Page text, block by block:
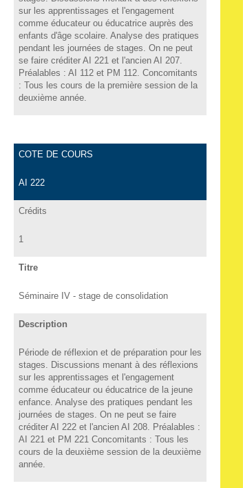
sur les apprentissages et l'engagement
comme éducateur ou éducatrice auprès des
enfants d'âge scolaire. Analyse des pratiques
pendant les journées de stages. On ne peut
se faire créditer AI 221 et l'ancien AI 207.
Préalables : AI 112 et PM 112. Concomitants
: Tous les cours de la première session de la
deuxième année.
COTE DE COURS
AI 222
Crédits
1
Titre
Séminaire IV - stage de consolidation
Description
Période de réflexion et de préparation pour les
stages. Discussions menant à des réflexions
sur les apprentissages et l'engagement
comme éducateur ou éducatrice de la jeune
enfance. Analyse des pratiques pendant les
journées de stages. On ne peut se faire
créditer AI 222 et l'ancien AI 208. Préalables :
AI 221 et PM 221 Concomitants : Tous les
cours de la deuxième session de la deuxième
année.